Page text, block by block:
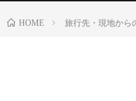
HOME 旅行先・現地から